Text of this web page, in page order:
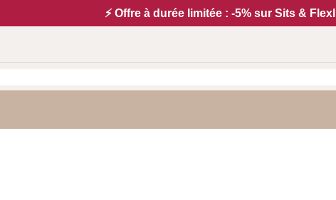
⚡ Offre à durée limitée : -5% sur Sits &